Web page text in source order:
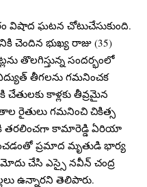
విషాద ఘటన చోటుచేసుకుంది.
చెందిన భుఖ్య రాజు (35)
తొలగిస్తున్న సందర్భంలో
తీగలను గమనించక
కాళ్లకు తీవ్రమైన
రైతులు గమనించి చికిత్స
తరలించగా కామారెడ్డి ఏరియా
ప్రమాద మృతుడి భార్య
చేసి ఎస్సై నవీన్ చంద్ర
ఉన్నారని తెలిపారు.